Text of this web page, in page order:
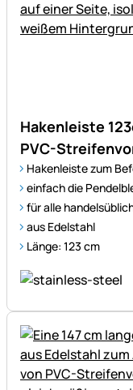
Hakenleiste
PVC-
Hakenleiste zum
einfach die
für alle
aus Edelstahl
Länge: 123 cm